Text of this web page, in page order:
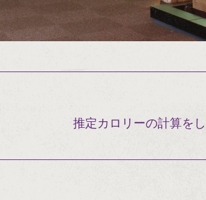
推定カロリーの計算を